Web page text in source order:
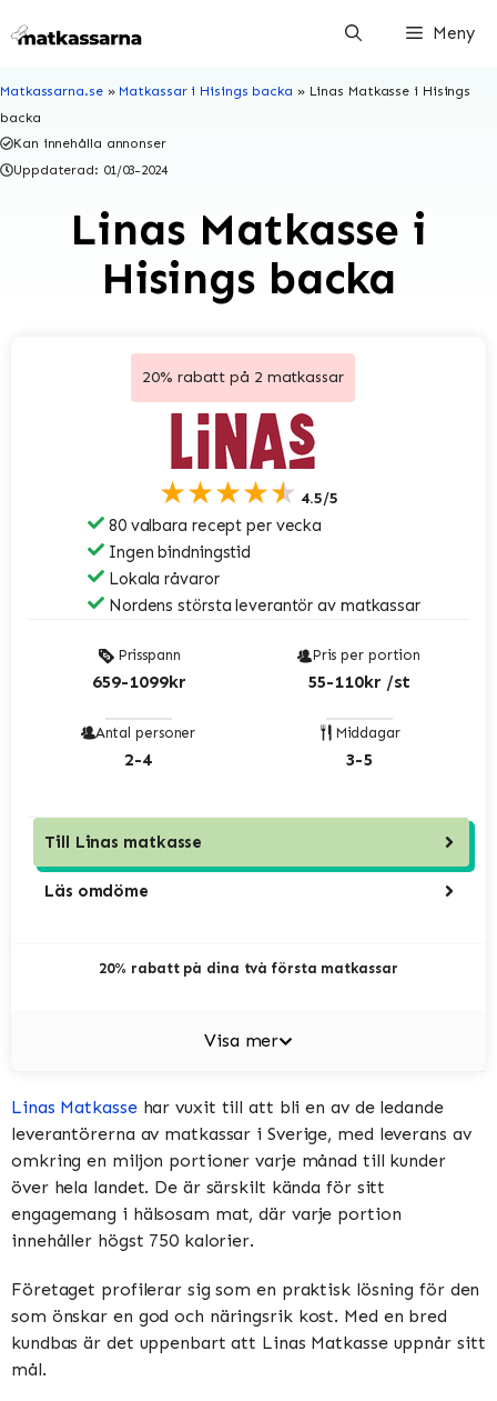
till
Meny
Matkassarna.se» Matkassar i Hisings backa » Linas Matkasse i Hisings
backa
Kan innehålla annonser
Uppdaterad: 01/03-2024
Linas Matkasse i
Hisings backa
20% rabatt på 2 matkassar
★★★★★ 4.5/5
80 valbara recept per vecka
Ingen bindningstid
Lokala råvaror
Nordens största leverantör av matkassar
Prisspann
659-1099kr
Pris per portion
55-110kr /st
Antal personer
2-4
Middagar
3-5
Till Linas matkasse
Läs omdöme
20% rabatt på dina två första matkassar
Visa mer
Linas Matkassehar vuxit till att bli en av de ledande
leverantörerna av matkassar i Sverige, med leverans av
omkring en miljon portioner varje månad till kunder
över hela landet. De är särskilt kända för sitt
engagemang i hälsosam mat, där varje portion
innehåller högst 750 kalorier.
Företaget profilerar sig som en praktisk lösning för den
som önskar en god och näringsrik kost. Med en bred
kundbas är det uppenbart att Linas Matkasse uppnår sitt
mål.